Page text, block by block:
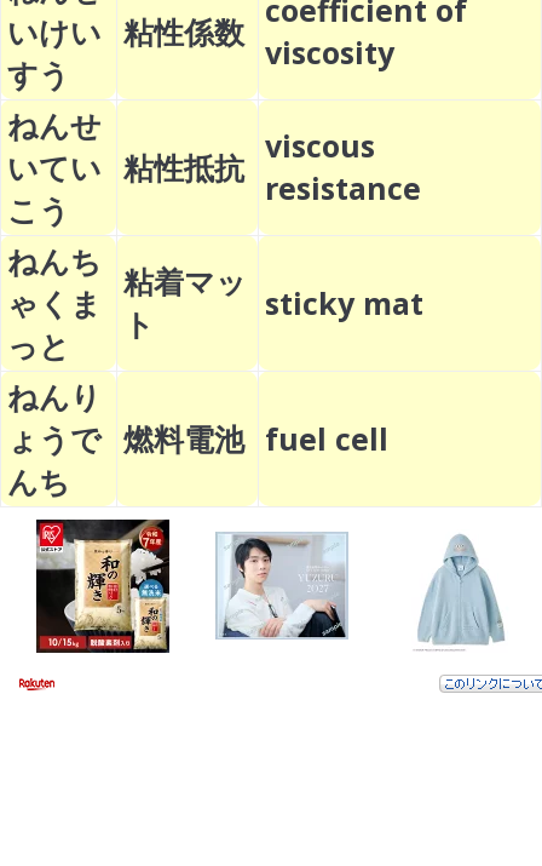
いけい
すう
粘性係数
coefficient of
viscosity
ねんせ
いてい
こう
粘性抵抗
viscous
resistance
ねんち
ゃくま
っと
粘着マッ
ト
sticky mat
ねんり
ょうで
んち
燃料電池 fuel cell